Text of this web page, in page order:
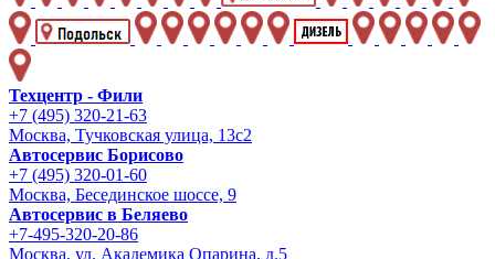
Техцентр - Фили
+7 (495) 320-21-63
Москва, Тучковская улица, 13с2
Автосервис Борисово
+7 (495) 320-01-60
Москва, Бесединское шоссе, 9
Автосервис в Беляево
+7-495-320-20-86
Москва, ул. Академика Опарина, д.5